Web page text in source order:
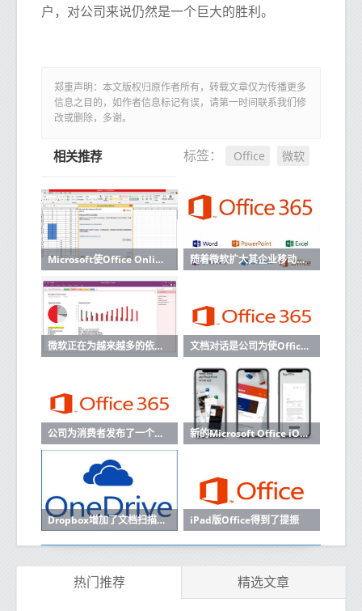
户，对公司来说仍然是一个巨大的胜利。
郑重声明：本文版权归原作者所有，转载文章仅为传播更多
信息之目的，如作者信息标记有误，请第一时间联系我们修
改或删除，多谢。
标签： Office 微软
相关推荐
Microsoft使Office Online用户可以更轻松地制作内容而无需切换浏览器选项卡 随着微软扩大其企业移动套件的覆盖范围Office 365应该在明年年初获得内置的MDM功能
微软正在为越来越多的依靠不仅仅一种设备来完成工作的小型企业用户提供Office计划 文档对话是公司为使Office 365和Yammer保持一致而实施的几种功能之一
公司为消费者发布了一个新的低成本版本的Office 365套件 新的Microsoft Office iOS和iPadOS应用程序统一了Excel PowerPoint Word
Dropbox增加了文档扫描与Office的深度融合 iPad版Office得到了提振
热门推荐 精选文章